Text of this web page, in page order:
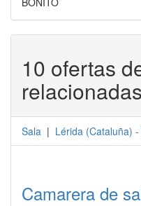
10 ofertas
relacionadas
Sala | Lérida (Cataluña) -
Camarera de